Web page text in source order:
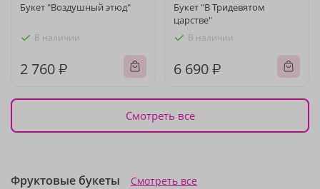
Букет "Воздушный этюд"
В наличии
2 760 ₽
Букет "В Тридевятом
царстве"
В наличии
6 690 ₽
Смотреть все
Фруктовые букеты Смотреть все